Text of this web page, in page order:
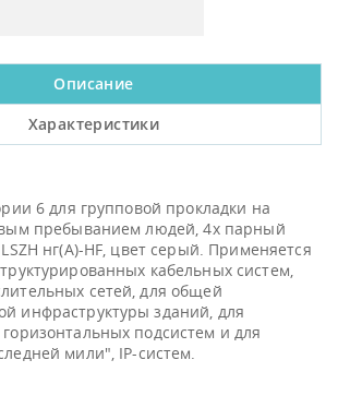
Описание
Характеристики
6 для групповой прокладки на
пребыванием людей, 4х парный
нг(А)-HF, цвет серый. Применяется
кабельных систем,
сетей, для общей
инфраструктуры зданий, для
подсистем и для
мили", IP-систем.